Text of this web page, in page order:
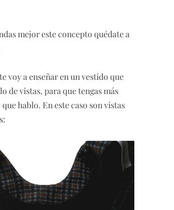
mejor este concepto quédate a
voy a enseñar en un vestido que
de vistas, para que tengas más
hablo. En este caso son vistas